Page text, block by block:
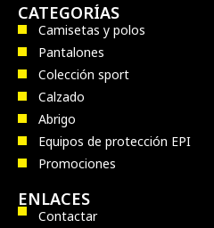
CATEGORÍAS
Camisetas y polos
Pantalones
Colección sport
Calzado
Abrigo
Equipos de protección EPI
Promociones
ENLACES
Contactar